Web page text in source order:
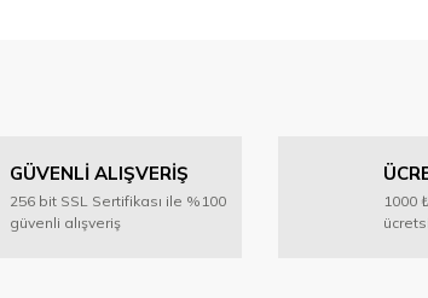
GÜVENLİ ALIŞVERİŞ
256 bit SSL Sertifikası ile %100
güvenli alışveriş
1000